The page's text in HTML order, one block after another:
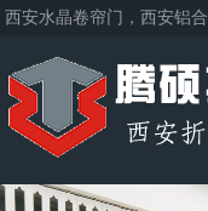
西安水晶卷帘门，西安铝